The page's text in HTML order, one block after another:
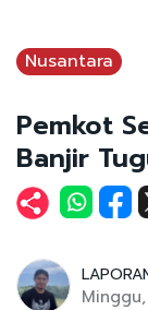
Nusantara
Pemkot
Banjir